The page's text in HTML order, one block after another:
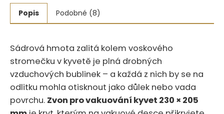
Popis Podobné (8)
Sádrová hmota zalitá kolem voskového
stromečku v kyvetě je plná drobných
vzduchových bublinek – a každá z nich by se na
odlitku mohla otisknout jako důlek nebo vada
povrchu.‍​‍‌​‌​‌​‌​​‌‌​​‌‌​​‌‌​‌‌​​‌​​‌‌​​‌ Zvon pro vakuování kyvet 230 × 205